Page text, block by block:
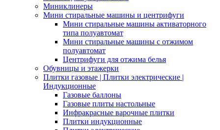
Миниклинеры
Мини стиральные машины и центрифуги
Мини стиральные машины активаторного
типа полуавтомат
Мини стиральные машины с отжимом
полуавтомат
Центрифуги для отжима белья
Обувницы и этажерки
Плитки газовые | Плитки электрические |
Индукционные
Газовые баллоны
Газовые плиты настольные
Инфракрасные варочные плитки
Плитки индукционные